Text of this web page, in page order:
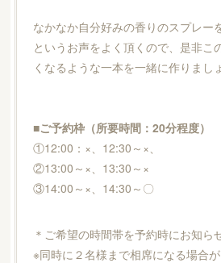
なかなか自分好みの香りのスプレー
というお声をよく頂くので、是非こ
くなるような一本を一緒に作りまし
■ご予約枠（所要時間：20分程度）
①12:00：×、12:30～×、
②13:00～×、13:30～×
③14:00～×、14:30～〇
＊ご希望の時間帯を予約時にお知ら
※同時に２名様まで相席になる場合